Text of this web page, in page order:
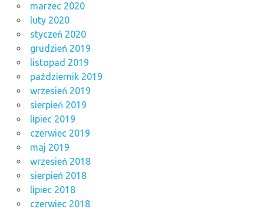
marzec 2020
luty 2020
styczeń 2020
grudzień 2019
listopad 2019
październik 2019
wrzesień 2019
sierpień 2019
lipiec 2019
czerwiec 2019
maj 2019
wrzesień 2018
sierpień 2018
lipiec 2018
czerwiec 2018